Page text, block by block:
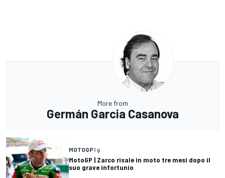
More from
Germán Garcia Casanova
MOTOGP1 g
MotoGP | Zarco risale in moto tre mesi dopo il
suo grave infortunio